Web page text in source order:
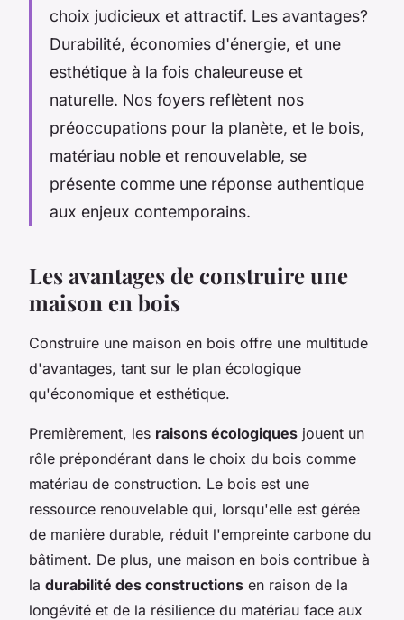
choix judicieux et attractif. Les avantages?
Durabilité, économies d'énergie, et une
esthétique à la fois chaleureuse et
naturelle. Nos foyers reflètent nos
préoccupations pour la planète, et le bois,
matériau noble et renouvelable, se
présente comme une réponse authentique
aux enjeux contemporains.
Les avantages de construire une
maison en bois
Construire une maison en bois offre une multitude
d'avantages, tant sur le plan écologique
qu'économique et esthétique.
Premièrement, les raisons écologiques jouent un
rôle prépondérant dans le choix du bois comme
matériau de construction. Le bois est une
ressource renouvelable qui, lorsqu'elle est gérée
de manière durable, réduit l'empreinte carbone du
bâtiment. De plus, une maison en bois contribue à
la durabilité des constructions en raison de la
longévité et de la résilience du matériau face aux